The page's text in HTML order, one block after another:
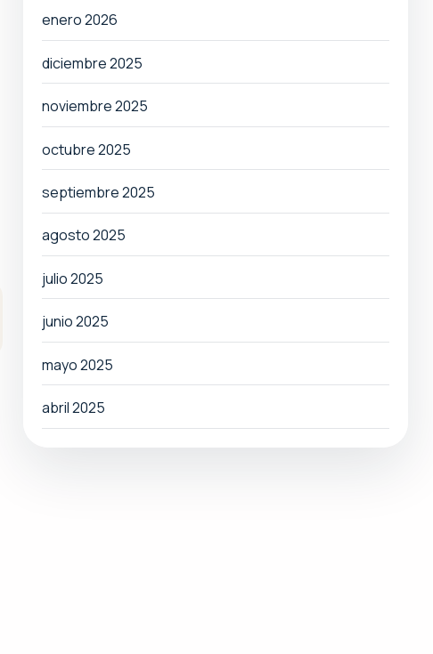
enero 2026
diciembre 2025
noviembre 2025
octubre 2025
septiembre 2025
agosto 2025
julio 2025
junio 2025
mayo 2025
abril 2025